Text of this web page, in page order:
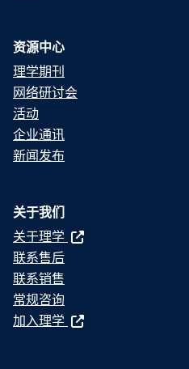
资源中心
理学期刊
网络研讨会
活动
企业通讯
新闻发布
关于我们
关于理学
联系售后
联系销售
常规咨询
加入理学